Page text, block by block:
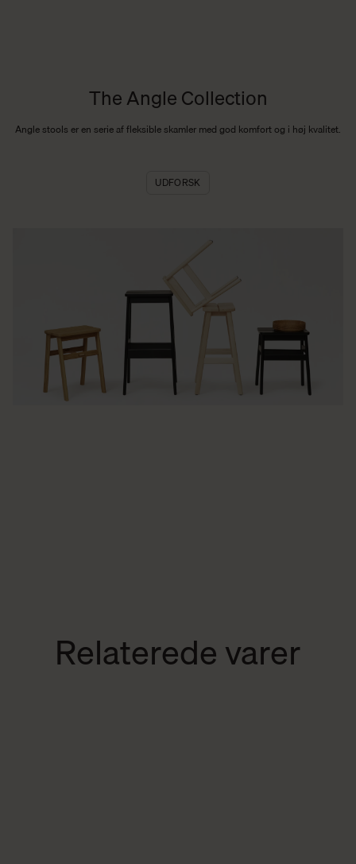
The Angle Collection
Angle stools er en serie af fleksible skamler med god komfort og i høj kvalitet.
UDFORSK
Relaterede varer